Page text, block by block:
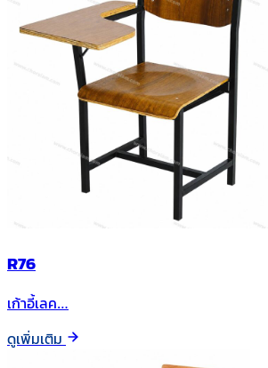
R76
เก้าอี้เลค…
ดูเพิ่มเติม